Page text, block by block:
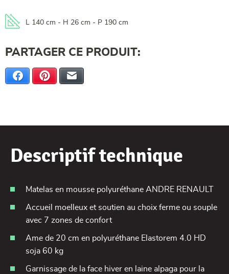
L 140 cm - H 26 cm - P 190 cm
PARTAGER CE PRODUIT:
Facebook Pinterest
Descriptif technique
Matelas en mousse polyuréthane ANDRE RENAULT
Accueil moelleux et soutien au choix ferme ou souple
avec 7 zones de confort
Ame de 20 cm en polyuréthane Elastorem 4.0 HD
soja 60 kg
Garnissage de la face hiver en laine alpaga pour la